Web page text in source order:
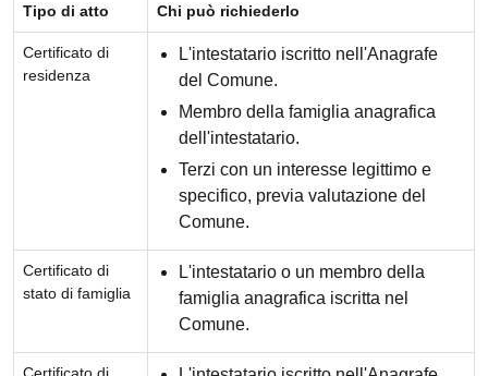
Tipo di atto Chi può richiederlo
Certificato di
residenza
L'intestatario iscritto nell'Anagrafe
del Comune.
Membro della famiglia anagrafica
dell'intestatario.
Terzi con un interesse legittimo e
specifico, previa valutazione del
Comune.
Certificato di
stato di famiglia
L'intestatario o un membro della
famiglia anagrafica iscritta nel
Comune.
Certificato di